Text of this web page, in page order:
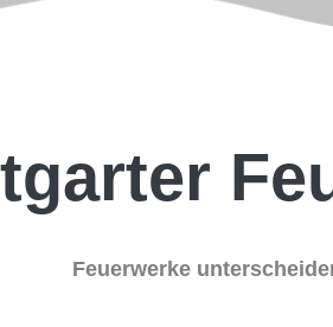
Feuerwerke